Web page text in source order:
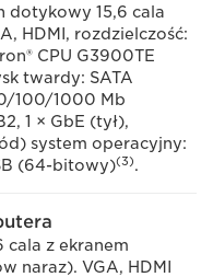
dotykowy 15,6 cala
HDMI, rozdzielczość:
CPU G3900TE
twardy: SATA
100/1000 Mb
1 × GbE (tył),
system operacyjny:
(64-bitowy)(3).
cala z ekranem
naraz). VGA, HDMI